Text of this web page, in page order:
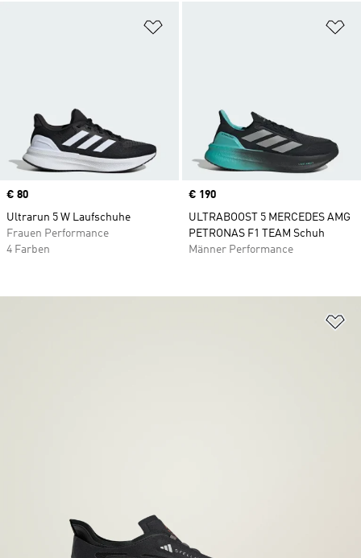
Price
€ 80
Ultrarun 5 W Laufschuhe
Frauen Performance
4 Farben
Price
€ 190
ULTRABOOST 5 MERCEDES AMG
PETRONAS F1 TEAM Schuh
Männer Performance